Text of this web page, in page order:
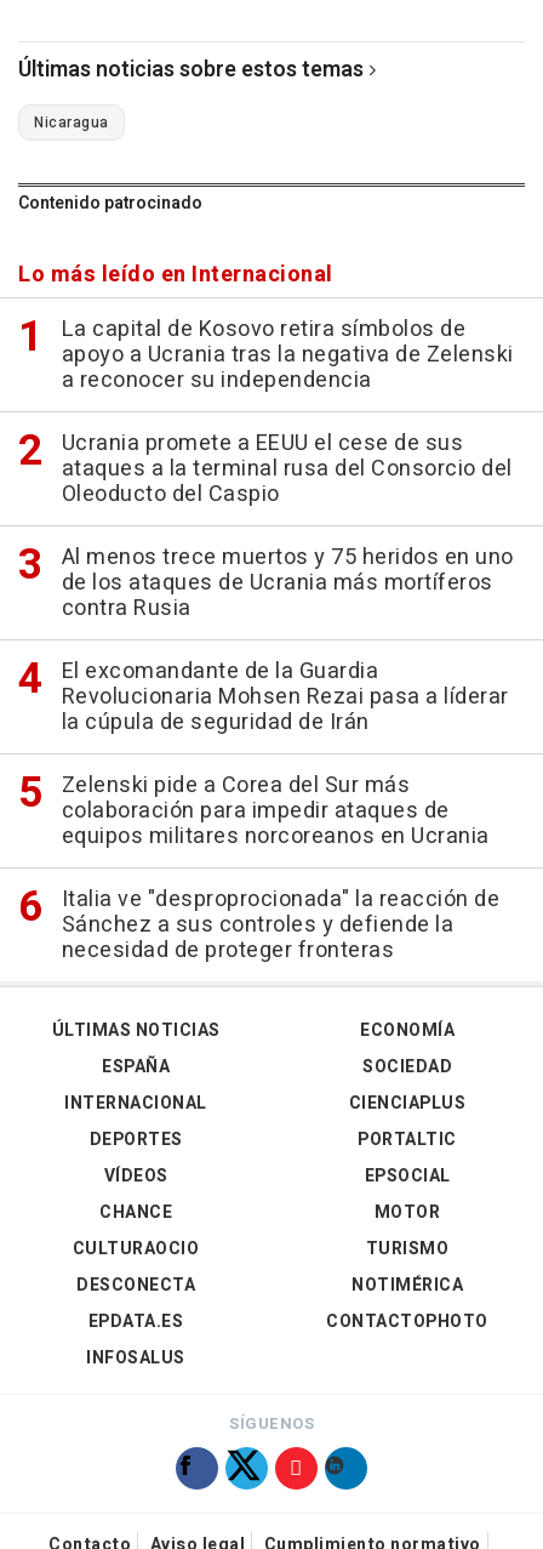
Últimas noticias sobre estos temas
Nicaragua
Contenido patrocinado
Lo más leído en Internacional
La capital de Kosovo retira símbolos de
apoyo a Ucrania tras la negativa de Zelenski
a reconocer su independencia
Ucrania promete a EEUU el cese de sus
ataques a la terminal rusa del Consorcio del
Oleoducto del Caspio
Al menos trece muertos y 75 heridos en uno
de los ataques de Ucrania más mortíferos
contra Rusia
El excomandante de la Guardia
Revolucionaria Mohsen Rezai pasa a líderar
la cúpula de seguridad de Irán
Zelenski pide a Corea del Sur más
colaboración para impedir ataques de
equipos militares norcoreanos en Ucrania
Italia ve "desproprocionada" la reacción de
Sánchez a sus controles y defiende la
necesidad de proteger fronteras
ÚLTIMAS NOTICIAS
ESPAÑA
INTERNACIONAL
DEPORTES
VÍDEOS
ECONOMÍA
SOCIEDAD
CIENCIAPLUS
PORTALTIC
EPSOCIAL
CHANCE
CULTURAOCIO
DESCONECTA
EPDATA.ES
INFOSALUS
MOTOR
TURISMO
NOTIMÉRICA
CONTACTOPHOTO
SÍGUENOS